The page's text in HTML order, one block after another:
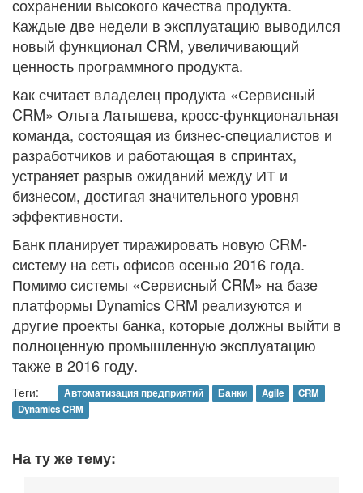
сохранении высокого качества продукта.
Каждые две недели в эксплуатацию выводился
новый функционал CRM, увеличивающий
ценность программного продукта.
Как считает владелец продукта «Сервисный
CRM» Ольга Латышева, кросс-функциональная
команда, состоящая из бизнес-специалистов и
разработчиков и работающая в спринтах,
устраняет разрыв ожиданий между ИТ и
бизнесом, достигая значительного уровня
эффективности.
Банк планирует тиражировать новую CRM-
систему на сеть офисов осенью 2016 года.
Помимо системы «Сервисный CRM» на базе
платформы Dynamics CRM реализуются и
другие проекты банка, которые должны выйти в
полноценную промышленную эксплуатацию
также в 2016 году.
Теги: Автоматизация предприятий Банки Agile
CRM
Dynamics CRM
На ту же тему: